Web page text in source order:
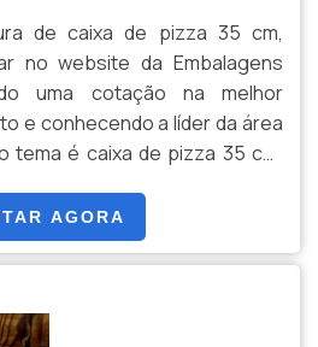
de caixa de pizza 35 cm,
no website da Embalagens
uma cotação na melhor
e conhecendo a líder da área
tema é caixa de pizza 35 cm,
assertividade com
de embalagens
SOBRE CAIXA
AGORA